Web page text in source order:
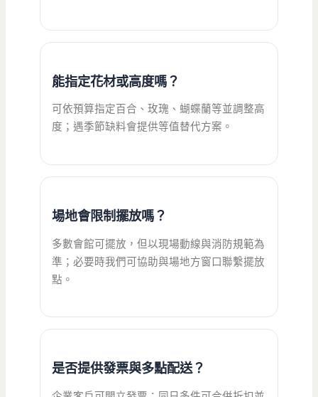
能指定花材或高度嗎？
可依預算指定百合、玫瑰、蝴蝶蘭等並調整高
度；遇季節缺料會提供等值替代方案。
場地會限制擺放嗎？
多數會館可擺放，但以現場動線與消防規範為
準；必要時我們可協助與場地方窗口聯繫擺放
點。
是否提供發票與多點配送？